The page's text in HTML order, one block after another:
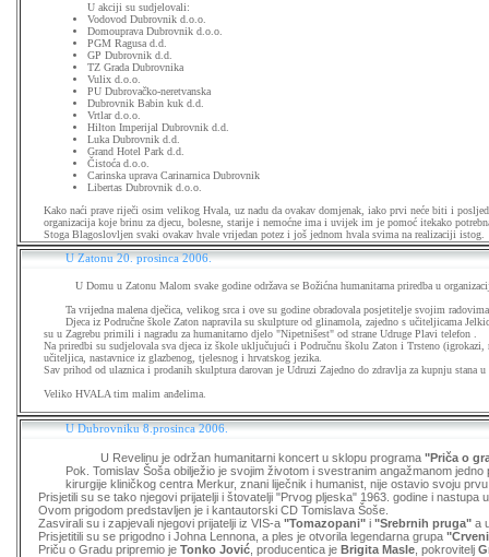
U akciji su sudjelovali:
Vodovod Dubrovnik d.o.o.
Domouprava Dubrovnik d.o.o.
PGM Ragusa d.d.
GP Dubrovnik d.d.
TZ Grada Dubrovnika
Vulix d.o.o.
PU Dubrovačko-neretvanska
Dubrovnik Babin kuk d.d.
Vrtlar d.o.o.
Hilton Imperijal Dubrovnik d.d.
Luka Dubrovnik d.d.
Grand Hotel Park d.d.
Čistoća d.o.o.
Carinska uprava Carinarnica Dubrovnik
Libertas Dubrovnik d.o.o.
Kako naći prave riječi osim velikog Hvala, uz nadu da ovakav domjenak, iako prvi neće biti i
organizacija koje brinu za djecu, bolesne, starije i nemoćne ima i uvijek im je pomoć itekako
Stoga Blagoslovljen svaki ovakav hvale vrijedan potez i još jednom hvala svima na realizaciji istog.
U Zatonu 20. prosinca 2006.
U Domu u Zatonu Malom svake godine održava se Božićna humanitarna priredba u
Ta vrijedna malena dječica, velikog srca i ove su godine obradovala posjetitelje svojim
Djeca iz Područne škole Zaton napravila su skulpture od glinamola, zajedno s učiteljicama
su u Zagrebu primili i nagradu za humanitarno djelo "Nipetnišest" od strane Udruge Plavi telefon .
Na priredbi su sudjelovala sva djeca iz škole uključujući i Područnu školu Zaton i Trsteno
učiteljica, nastavnice iz glazbenog, tjelesnog i hrvatskog jezika.
Sav prihod od ulaznica i prodanih skulptura darovan je Udruzi Zajedno do zdravlja za kupnju stana u
Veliko HVALA tim malim anđelima.
U Dubrovniku 8.prosinca 2006.
U Revelinu je održan humanitarni koncert u sklopu programa "Priča o
Pok. Tomislav Šoša obilježio je svojim životom i svestranim angažmanom
kirurgije kliničkog centra Merkur, znani liječnik i humanist, nije ostavio svoju
Prisjetili su se tako njegovi prijatelji i štovatelji "Prvog pljeska" 1963. godine i
Ovom prigodom predstavljen je i kantautorski CD Tomislava Šoše.
Zasvirali su i zapjevali njegovi prijatelji iz VIS-a "Tomazopani" i "Srebrnih pruga" a
Prisjetitili su se prigodno i Johna Lennona, a ples je otvorila legendarna grupa
Priču o Gradu pripremio je Tonko Jović , producentica je Brigita Masle , pokrovitelj